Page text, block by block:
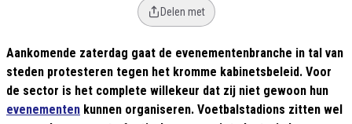
Delen met
Aankomende zaterdag gaat de evenementenbranche in tal van
steden protesteren tegen het kromme kabinetsbeleid. Voor
de sector is het complete willekeur dat zij niet gewoon hun
evenementen kunnen organiseren. Voetbalstadions zitten wel